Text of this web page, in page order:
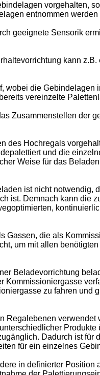
vorgehalten,
entnommen werden
geeignete Sensorik
kann
wobei die Gebindelagen
vereinzelte
Zusammenstellen der
des Hochregals
und die
Weise für das
ist nicht notwendig,
ist. Demnach kann die
Gassen, die als
um mit allen
Beladevorrichtung
Kommissioniergasse
zu fahren und
Regalebenen verwendet
Produkte
Dadurch ist für
für ein einzelnes
in definierter Position